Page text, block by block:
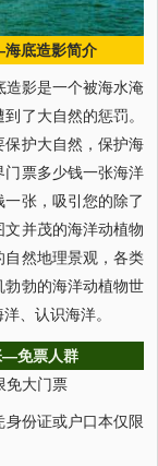
底造影简介
影是一个被海水淹
了大自然的惩罚。
保护大自然，保护海
门票多少钱一张海洋
张，吸引您的除了
并茂的海洋动植物
自然地理景观，各类
勃勃的海洋动植物世
、认识海洋。
—免票人群
免大门票
份证或户口本仅限